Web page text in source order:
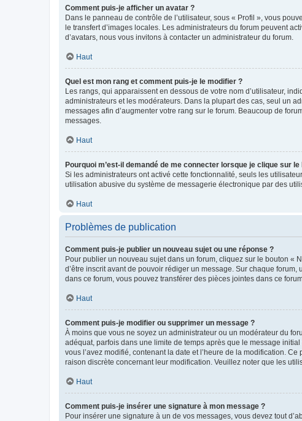
Comment puis-je afficher un avatar ?
Dans le panneau de contrôle de l’utilisateur, sous « Profil », vous
le transfert d’images locales. Les administrateurs du forum peuvent
d’avatars, nous vous invitons à contacter un administrateur du forum.
Haut
Quel est mon rang et comment puis-je le modifier ?
Les rangs, qui apparaissent en dessous de votre nom d’utilisateur,
administrateurs et les modérateurs. Dans la plupart des cas, seul un
messages afin d’augmenter votre rang sur le forum. Beaucoup de
messages.
Haut
Pourquoi m’est-il demandé de me connecter lorsque je clique sur
Si les administrateurs ont activé cette fonctionnalité, seuls les
utilisation abusive du système de messagerie électronique par des
Haut
Problèmes de publication
Comment puis-je publier un nouveau sujet ou une réponse ?
Pour publier un nouveau sujet dans un forum, cliquez sur le bouton «
d’être inscrit avant de pouvoir rédiger un message. Sur chaque
dans ce forum, vous pouvez transférer des pièces jointes dans ce
Haut
Comment puis-je modifier ou supprimer un message ?
À moins que vous ne soyez un administrateur ou un modérateur du
adéquat, parfois dans une limite de temps après que le message
vous l’avez modifié, contenant la date et l’heure de la modification.
raison discrète concernant leur modification. Veuillez noter que les
Haut
Comment puis-je insérer une signature à mon message ?
Pour insérer une signature à un de vos messages, vous devez tout